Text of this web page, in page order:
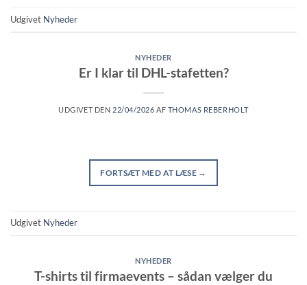
Udgivet Nyheder
NYHEDER
Er I klar til DHL-stafetten?
UDGIVET DEN 22/04/2026 AF THOMAS REBERHOLT
FORTSÆT MED AT LÆSE →
Udgivet Nyheder
NYHEDER
T-shirts til firmaevents – sådan vælger du